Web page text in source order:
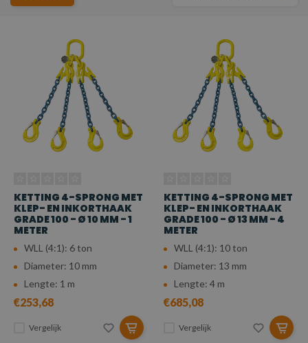
KETTING 4-SPRONG MET
KLEP- EN INKORTHAAK
GRADE 100 - Ø 10 MM - 1
METER
WLL (4:1): 6 ton
Diameter: 10 mm
Lengte: 1 m
€253,68
Vergelijk
KETTING 4-SPRONG MET
KLEP- EN INKORTHAAK
GRADE 100 - Ø 13 MM - 4
METER
WLL (4:1): 10 ton
Diameter: 13 mm
Lengte: 4 m
€685,08
Vergelijk